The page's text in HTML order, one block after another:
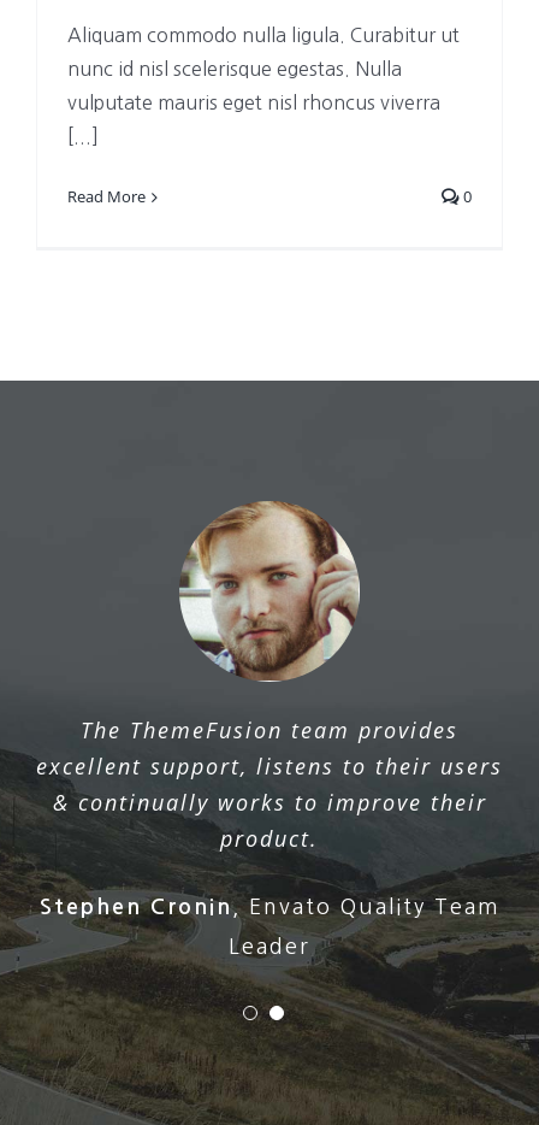
Aliquam commodo nulla ligula. Curabitur ut
nunc id nisl scelerisque egestas. Nulla
vulputate mauris eget nisl rhoncus viverra
Read More 0
The ThemeFusion team provides
excellent support, listens to their users
& continually works to improve their
product.
Stephen Cronin,Envato Quality Team
Leader